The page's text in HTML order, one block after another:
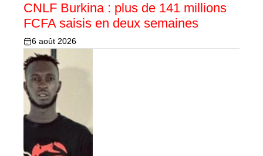
CNLF Burkina : plus de 141 millions
FCFA saisis en deux semaines
6 août 2026